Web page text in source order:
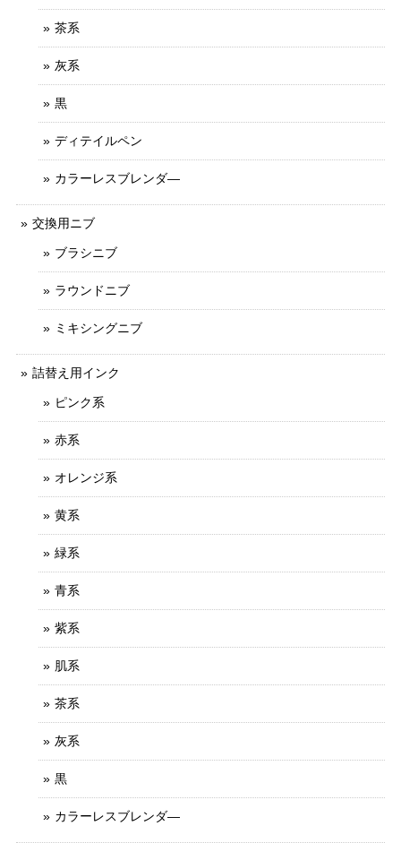
茶系
灰系
黒
ディテイルペン
カラーレスブレンダ―
交換用ニブ
ブラシニブ
ラウンドニブ
ミキシングニブ
詰替え用インク
ピンク系
赤系
オレンジ系
黄系
緑系
青系
紫系
肌系
茶系
灰系
黒
カラーレスブレンダ―